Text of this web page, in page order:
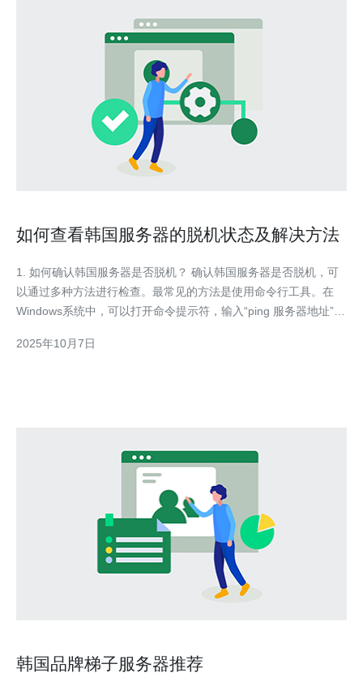
如何查看韩国服务器的脱机状态及解决方法
1. 如何确认韩国服务器是否脱机？ 确认韩国服务器是否脱机，可
以通过多种方法进行检查。最常见的方法是使用命令行工具。在
Windows系统中，可以打开命令提示符，输入“ping 服务器地址”，
于脱机状态。对于Linux用户，可以使用相似的命令进行检查。此
2025年10月7日
韩国品牌梯子服务器推荐